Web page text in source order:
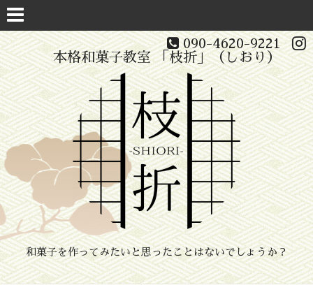
090-4620-9221
本格和菓子教室 「枝折」（しおり）
和菓子を作ってみたいと思ったことはないでしょうか？